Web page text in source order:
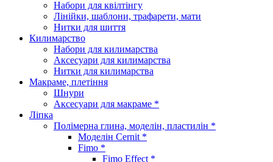
Набори для квілтінгу
Лінійки, шаблони, трафарети, мати
Нитки для шиття
Килимарство
Набори для килимарства
Аксесуари для килимарства
Нитки для килимарства
Макраме, плетіння
Шнури
Аксесуари для макраме *
Ліпка
Полімерна глина, моделін, пластилін *
Моделін Cernit *
Fimo *
Fimo Effect *